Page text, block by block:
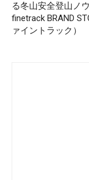
る冬山安全登山ノ
finetrack BRAND
ァイントラック）